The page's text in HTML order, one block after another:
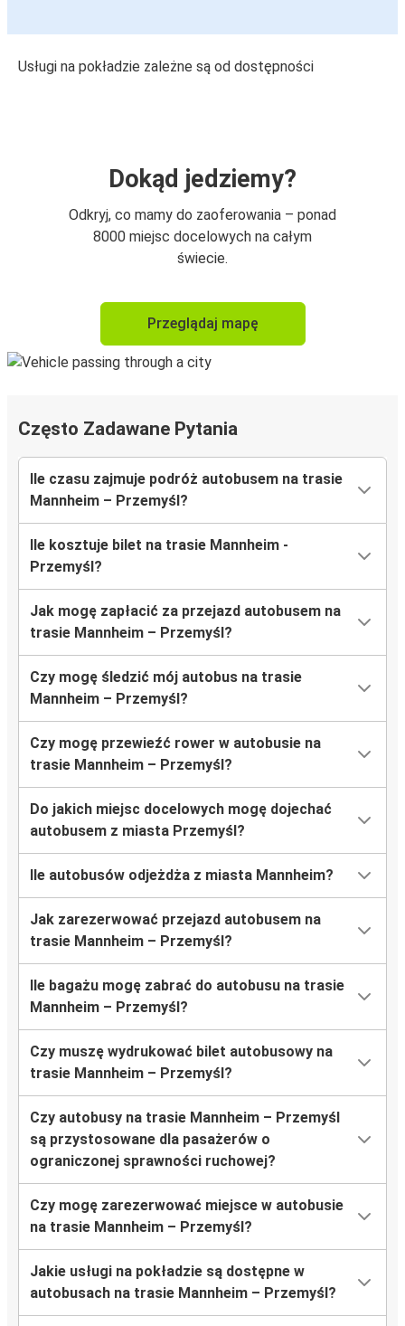
Usługi na pokładzie zależne są od dostępności
Dokąd jedziemy?
Odkryj, co mamy do zaoferowania – ponad
8000 miejsc docelowych na całym
świecie.
Przeglądaj mapę
Często Zadawane Pytania
Ile czasu zajmuje podróż autobusem na trasie
Mannheim – Przemyśl?
Ile kosztuje bilet na trasie Mannheim -
Przemyśl?
Jak mogę zapłacić za przejazd autobusem na
trasie Mannheim – Przemyśl?
Czy mogę śledzić mój autobus na trasie
Mannheim – Przemyśl?
Czy mogę przewieźć rower w autobusie na
trasie Mannheim – Przemyśl?
Do jakich miejsc docelowych mogę dojechać
autobusem z miasta Przemyśl?
Ile autobusów odjeżdża z miasta Mannheim?
Jak zarezerwować przejazd autobusem na
trasie Mannheim – Przemyśl?
Ile bagażu mogę zabrać do autobusu na trasie
Mannheim – Przemyśl?
Czy muszę wydrukować bilet autobusowy na
trasie Mannheim – Przemyśl?
Czy autobusy na trasie Mannheim – Przemyśl
są przystosowane dla pasażerów o
ograniczonej sprawności ruchowej?
Czy mogę zarezerwować miejsce w autobusie
na trasie Mannheim – Przemyśl?
Jakie usługi na pokładzie są dostępne w
autobusach na trasie Mannheim – Przemyśl?